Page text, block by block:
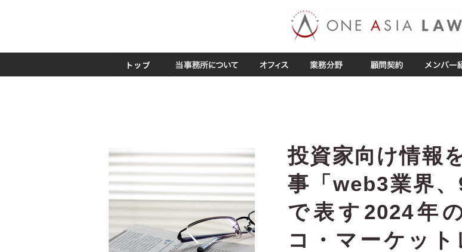
投資家向け情報
事「web3業界
で表す2024年
コ・マーケッ